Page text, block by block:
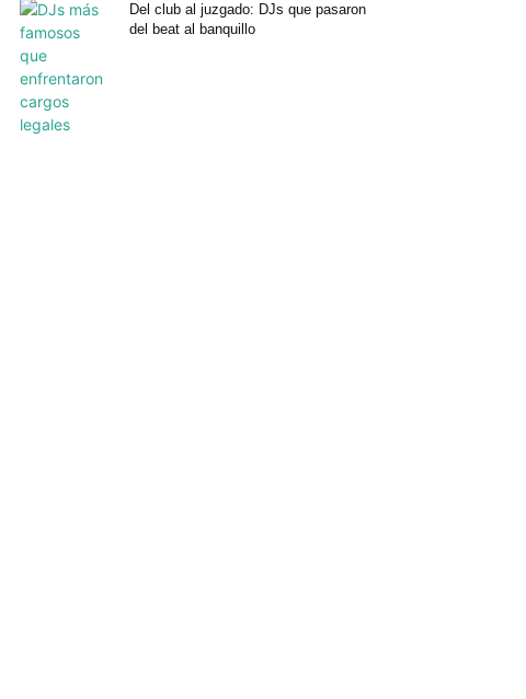
Del club al juzgado: DJs que pasaron
del beat al banquillo